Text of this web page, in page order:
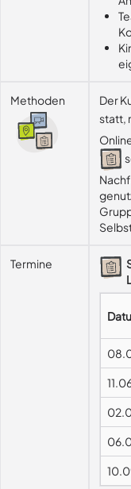
Methoden
Der
statt,
Termine